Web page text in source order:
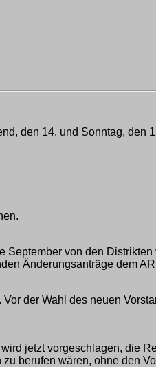
den 14. und Sonntag, den
von den
Änderungsanträge dem
der Wahl des neuen
jetzt vorgeschlagen, die
berufen wären, ohne den